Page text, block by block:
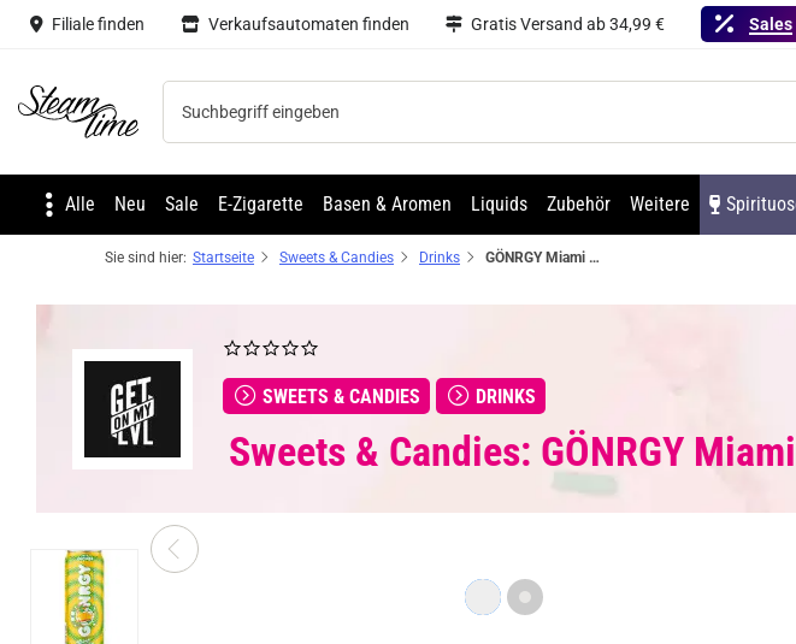
Filiale finden Verkaufsautomaten finden Gratis Versand ab 34,99 € Sales
Steam time
Alle Neu Sale E-Zigarette Basen & Aromen Liquids Zubehör Weitere
Sie sind hier: Startseite Sweets & Candies Drinks GÖNRGY Miami Splash Zucker Energy Drink
SWEETS & CANDIES DRINKS
Sweets & Candies: GÖNRGY